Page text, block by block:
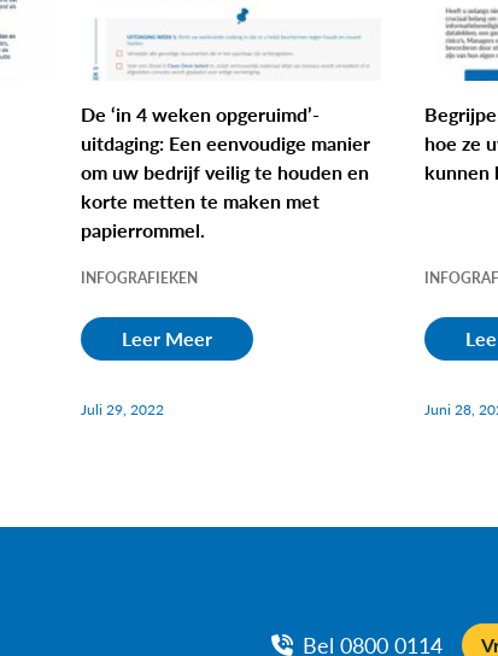
De ‘in 4 weken opgeruimd’-
uitdaging: Een eenvoudige manier
om uw bedrijf veilig te houden en
korte metten te maken met
papierrommel.
INFOGRAFIEKEN
Leer Meer
Juli 29, 2022
hoe ze
kunnen
Juni 28,
Bel 0800 0114